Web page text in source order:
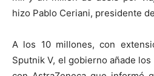
hizo Pablo Ceriani, presidente
A los 10 millones, con
Sputnik V, el gobierno añade